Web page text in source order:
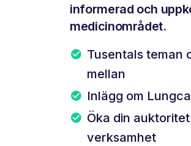
informerad och
medicinområdet.
Tusentals teman
mellan
Inlägg om
Öka din
verksamhet